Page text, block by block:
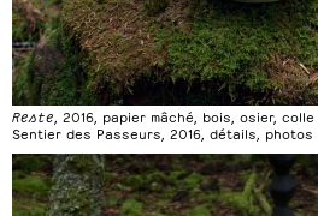
Reste , 2016, papier mâché, bois, osier,
Sentier des Passeurs, 2016, détails, photos